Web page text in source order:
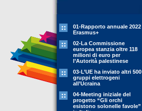
01-Rapporto annuale 2022
Erasmus+
02-La Commissione
europea stanzia oltre 118
milioni di euro per
l’Autorità palestinese
03-L’UE ha inviato altri 500
gruppi elettrogeni
all’Ucraina
04-Meeting iniziale del
progetto “Gli orchi
esistono solonelle favole”